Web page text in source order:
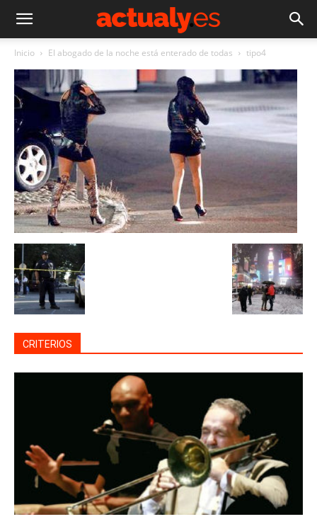
Inicio El abogado de la noche está enterado de todas tipo4
CRITERIOS